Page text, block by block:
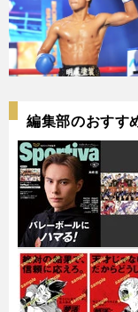
テ
ィ
ー
バ
編集部のおすす